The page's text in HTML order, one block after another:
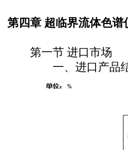
第四章 超临界流体色
第一节 进口市场
一、进口产品